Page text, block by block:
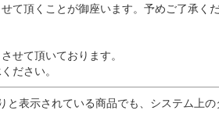
て頂くことが御座います。予めご了承くだ
せて頂いております。
ださい。
表示されている商品でも、システム上